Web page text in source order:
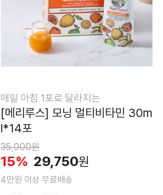
매일 아침 1포로 달라지는
[메리루스] 모닝 멀티비타민 30m
l*14포
35,000원
15% 29,750원
4만원 이상 무료배송